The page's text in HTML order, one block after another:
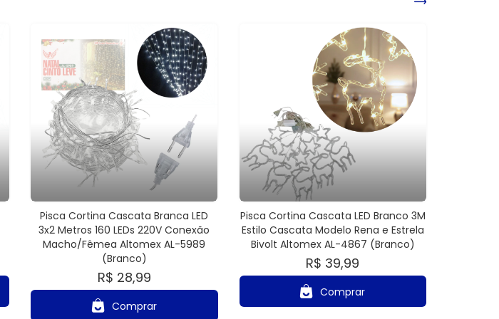
Pisca Cortina Cascata Branca LED
3x2 Metros 160 LEDs 220V Conexão
Macho/Fêmea Altomex AL-5989
(Branco)
R$ 28,99
Comprar
Pisca Cortina Cascata LED Branco 3M
Estilo Cascata Modelo Rena e Estrela
Bivolt Altomex AL-4867 (Branco)
R$ 39,99
Comprar